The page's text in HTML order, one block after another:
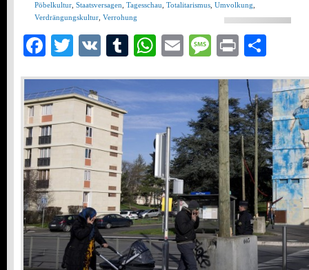
Pöbelkultur Staatsversagen Tagesschau Totalitarismus Umvolkung
Verdrängungskultur Verrohung
Facebook
Twitter
VK Tumblr
WhatsApp
EmailMessage
Print